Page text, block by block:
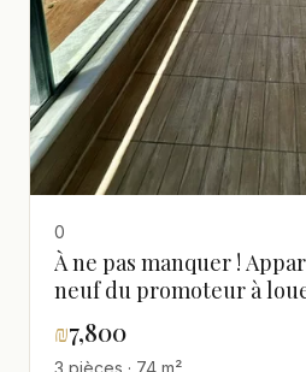
0
À ne pas manquer !
neuf du promoteur à
Guivat Shmouel, proche
₪7,800
3 pièces · 74 m²